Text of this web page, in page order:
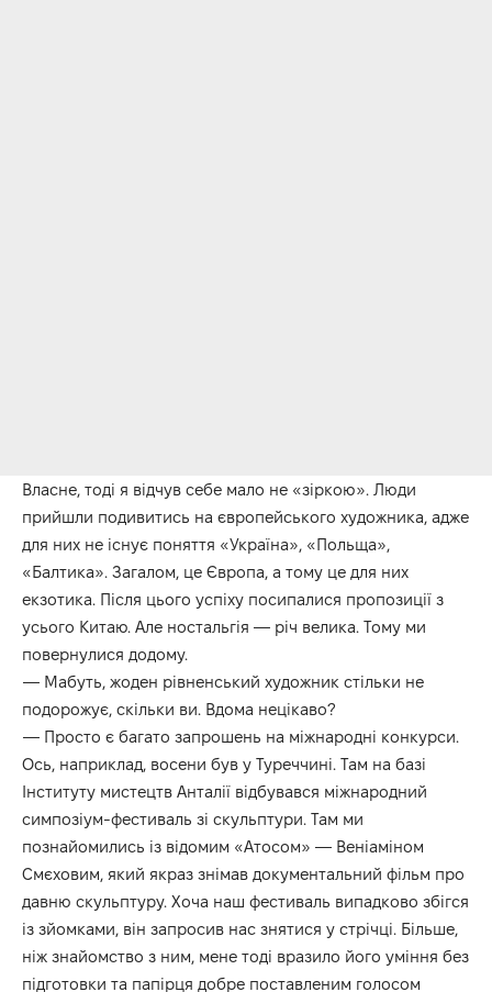
Власне, тоді я відчув себе мало не «зіркою». Люди
прийшли подивитись на європейського художника, адже
для них не існує поняття «Україна», «Польща»,
«Балтика». Загалом, це Європа, а тому це для них
екзотика. Після цього успіху посипалися пропозиції з
усього Китаю. Але ностальгія — річ велика. Тому ми
повернулися додому.
— Мабуть, жоден рівненський художник стільки не
подорожує, скільки ви. Вдома нецікаво?
— Просто є багато запрошень на міжнародні конкурси.
Ось, наприклад, восени був у Туреччині. Там на базі
Інституту мистецтв Анталії відбувався міжнародний
симпозіум-фестиваль зі скульптури. Там ми
познайомились із відомим «Атосом» — Веніаміном
Смєховим, який якраз знімав документальний фільм про
давню скульптуру. Хоча наш фестиваль випадково збігся
із зйомками, він запросив нас знятися у стрічці. Більше,
ніж знайомство з ним, мене тоді вразило його уміння без
підготовки та папірця добре поставленим голосом